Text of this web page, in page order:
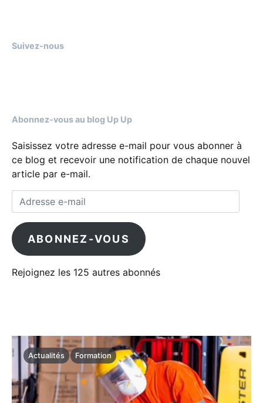
Suivez-nous
Abonnez-vous au blog Up Up
Saisissez votre adresse e-mail pour vous abonner à
ce blog et recevoir une notification de chaque nouvel
article par e-mail.
Adresse e-mail
ABONNEZ-VOUS
Rejoignez les 125 autres abonnés
Actualités Formation